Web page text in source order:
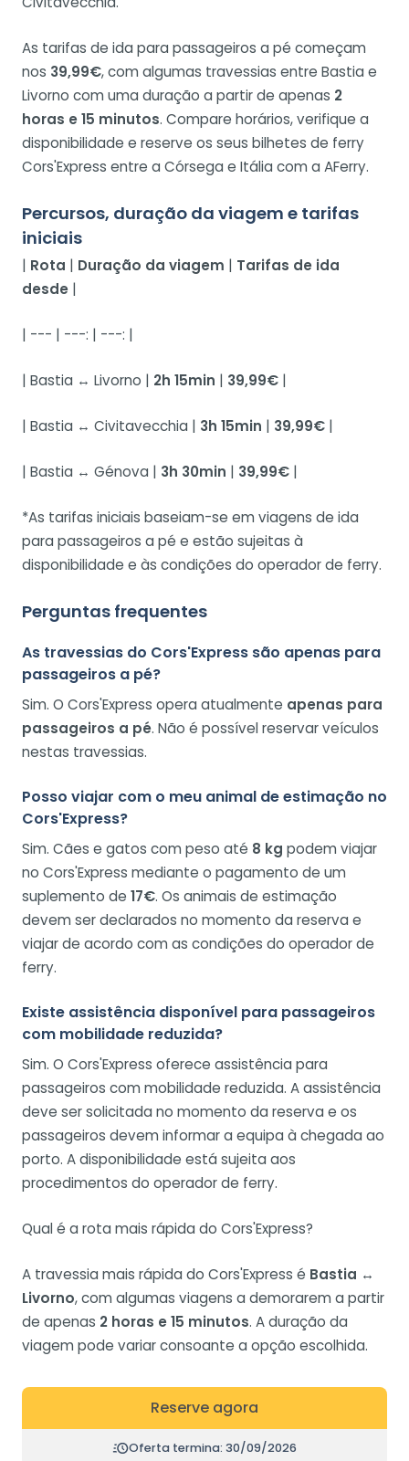
As tarifas de ida para passageiros a pé começam
nos 39,99€, com algumas travessias entre Bastia e
Livorno com uma duração a partir de apenas 2
horas e 15 minutos. Compare horários, verifique a
disponibilidade e reserve os seus bilhetes de ferry
Cors'Express entre a Córsega e Itália com a AFerry.
Percursos, duração da viagem e tarifas
iniciais
| Rota | Duração da viagem | Tarifas de ida
desde |
| --- | ---: | ---: |
| Bastia ↔ Livorno | 2h 15min | 39,99€ |
| Bastia ↔ Civitavecchia | 3h 15min | 39,99€ |
| Bastia ↔ Génova | 3h 30min | 39,99€ |
*As tarifas iniciais baseiam-se em viagens de ida
para passageiros a pé e estão sujeitas à
disponibilidade e às condições do operador de ferry.
Perguntas frequentes
As travessias do Cors'Express são apenas para
passageiros a pé?
Sim. O Cors'Express opera atualmente apenas para
passageiros a pé. Não é possível reservar veículos
nestas travessias.
Posso viajar com o meu animal de estimação no
Cors'Express?
Sim. Cães e gatos com peso até 8 kg podem viajar
no Cors'Express mediante o pagamento de um
suplemento de 17€. Os animais de estimação
devem ser declarados no momento da reserva e
viajar de acordo com as condições do operador de
ferry.
Existe assistência disponível para passageiros
com mobilidade reduzida?
Sim. O Cors'Express oferece assistência para
passageiros com mobilidade reduzida. A assistência
deve ser solicitada no momento da reserva e os
passageiros devem informar a equipa à chegada ao
porto. A disponibilidade está sujeita aos
procedimentos do operador de ferry.
Qual é a rota mais rápida do Cors'Express?
A travessia mais rápida do Cors'Express é Bastia ↔
Livorno, com algumas viagens a demorarem a partir
de apenas 2 horas e 15 minutos. A duração da
viagem pode variar consoante a opção escolhida.
Reserve agora
Oferta termina: 30/09/2026